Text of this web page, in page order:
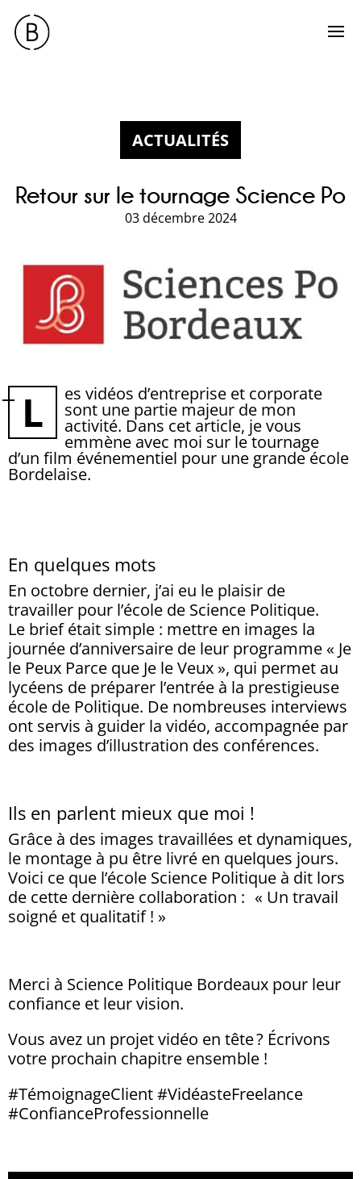
ACTUALITÉS
Retour sur le tournage Science Po
03 décembre 2024
L es vidéos d’entreprise et corporate
sont une partie majeur de mon
activité. Dans cet article, je vous
emmène avec moi sur le tournage
d’un film événementiel pour une grande école
Bordelaise.
En quelques mots
En octobre dernier, j’ai eu le plaisir de
travailler pour l’école de Science Politique.
Le brief était simple : mettre en images la
journée d’anniversaire de leur programme « Je
le Peux Parce que Je le Veux », qui permet au
lycéens de préparer l’entrée à la prestigieuse
école de Politique. De nombreuses interviews
ont servis à guider la vidéo, accompagnée par
des images d’illustration des conférences.
Ils en parlent mieux que moi !
Grâce à des images travaillées et dynamiques,
le montage à pu être livré en quelques jours.
Voici ce que l’école Science Politique à dit lors
de cette dernière collaboration : « Un travail
soigné et qualitatif ! »
Merci à Science Politique Bordeaux pour leur
confiance et leur vision.
Vous avez un projet vidéo en tête ? Écrivons
votre prochain chapitre ensemble !
#TémoignageClient #VidéasteFreelance
#ConfianceProfessionnelle